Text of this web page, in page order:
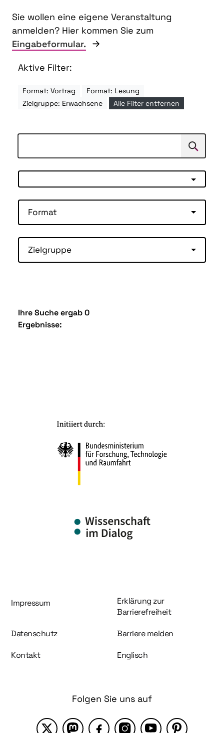
Sie wollen eine eigene Veranstaltung
anmelden? Hier kommen Sie zum
Eingabeformular.
Aktive Filter:
Format: Vortrag
Format: Lesung
Zielgruppe: Erwachsene
Alle Filter entfernen
Suchen
Format
Zielgruppe
Ihre Suche ergab 0
Ergebnisse:
Information und Service
Impressum
Erklärung zur
Barrierefreiheit
Datenschutz Barriere melden
Kontakt Englisch
Folgen Sie uns auf